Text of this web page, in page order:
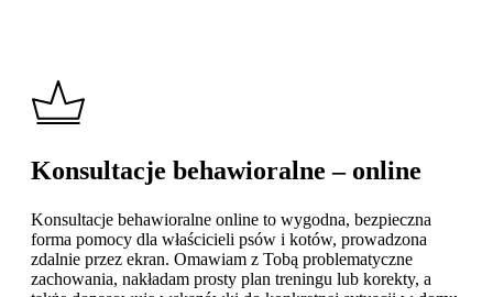
Konsultacje behawioralne – online
Konsultacje behawioralne online to wygodna, bezpieczna
forma pomocy dla właścicieli psów i kotów, prowadzona
zdalnie przez ekran. Omawiam z Tobą problematyczne
zachowania, nakładam prosty plan treningu lub korekty, a